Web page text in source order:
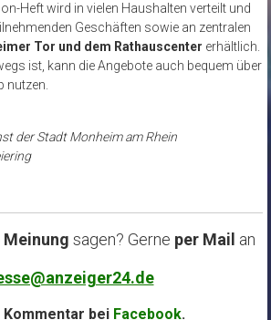
Heft wird in vielen Haushalten verteilt und
Geschäften sowie an zentralen
Tor und dem Rathauscenter erhältlich.
ist, kann die Angebote auch bequem über
nutzen.
der Stadt Monheim am Rhein
Meinung sagen? Gerne per Mail an
Kommentar bei Facebook.